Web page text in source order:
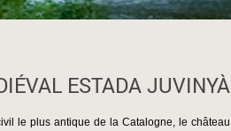
ESTADA JUVINYÀ
le plus antique de la Catalogne, le château